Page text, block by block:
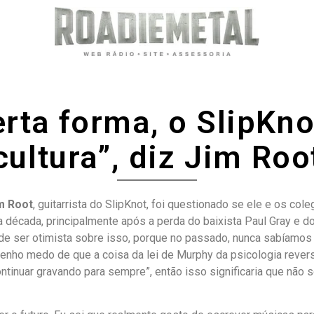
forma, o
diz Jim
Root, guitarrista do SlipKnot, foi questionado se ele e os
principalmente após a perda do baixista Paul Gray e
ser otimista sobre isso, porque no passado, nunca
medo de que a coisa da lei de Murphy da psicologia
gravando para sempre”, então isso significaria que não